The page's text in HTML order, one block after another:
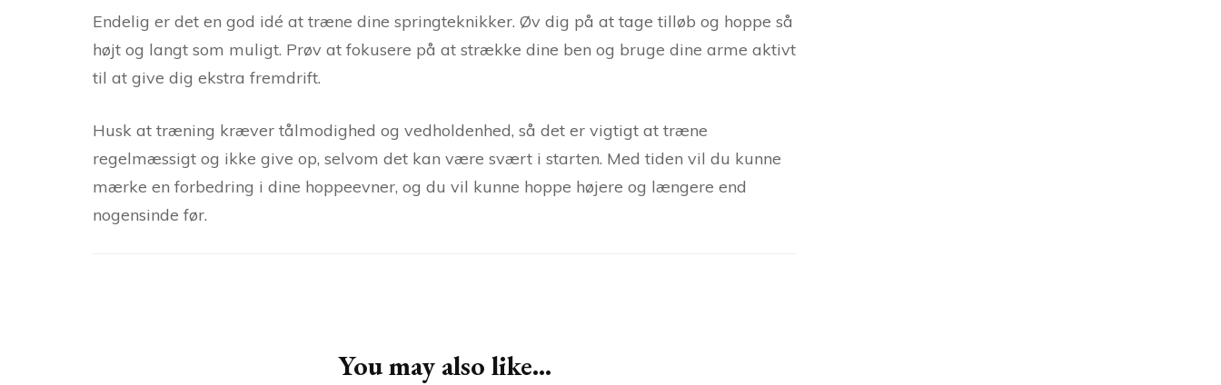
Endelig er det en god idé at træne dine springteknikker. Øv dig på at tage tilløb og hoppe så
højt og langt som muligt. Prøv at fokusere på at strække dine ben og bruge dine arme aktivt
til at give dig ekstra fremdrift.
Husk at træning kræver tålmodighed og vedholdenhed, så det er vigtigt at træne
regelmæssigt og ikke give op, selvom det kan være svært i starten. Med tiden vil du kunne
mærke en forbedring i dine hoppeevner, og du vil kunne hoppe højere og længere end
nogensinde før.
You may also like...